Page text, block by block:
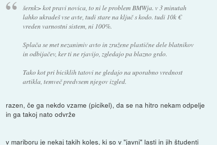
šernk> kot pravi novica, to ni le problem BMWja. v 3 minutah
lahko ukradeš vse avte, tudi stare na ključ s kodo. tudi 10k €
vreden varnostni sistem, ni 100%.
Splača se met nezanimiv avto in zružene plastične dele blatnikov
in odbijačev, ker ti ne rjavijo, zgledajo pa blazno grdo.
Tako kot pri biciklih tatovi ne gledajo na uporabno vrednost
artikla, temveč predvsem njegov izgled.
razen, če ga nekdo vzame (picikel), da se na hitro nekam odpelje
in ga takoj nato odvrže
v mariboru je nekaj takih koles, ki so v "javni" lasti in jih študenti